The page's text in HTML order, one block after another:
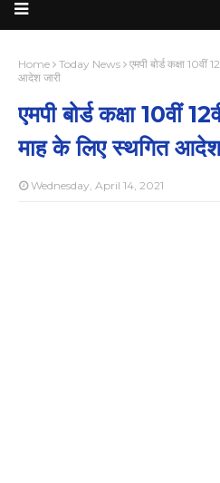
Home Today News
एमपी बोर्ड कक्षा 10वीं
आदेश जारी
एमपी बोर्ड कक्षा 10वीं
माह के लिए स्थगित आदेश
Wednesday, April 14, 2021